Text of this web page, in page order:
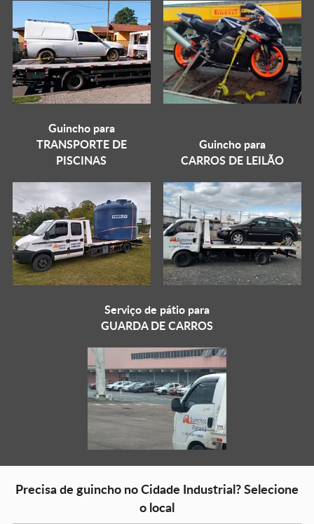
Guincho para
TRANSPORTE DE
PISCINAS
Guincho para
CARROS DE LEILÃO
Serviço de pátio para
GUARDA DE CARROS
Precisa de guincho no Cidade Industrial? Selecione
o local